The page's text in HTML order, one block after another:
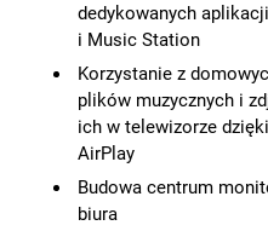
dedykowanych
i Music Station
Korzystanie z
plików muzycznych i
ich w telewizorze
AirPlay
Budowa centrum
biura